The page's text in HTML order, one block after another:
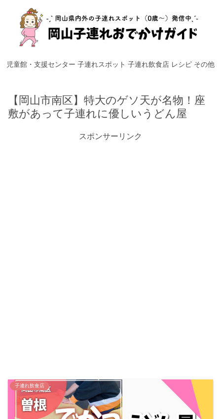
児童館・支援センター 子連れスポット 子連れ飲食店 レシピ その他
【岡山市南区】特大のゲソ天が名物！座
敷があって子連れに優しいうどん屋
スポンサーリンク
子連れ飲食店